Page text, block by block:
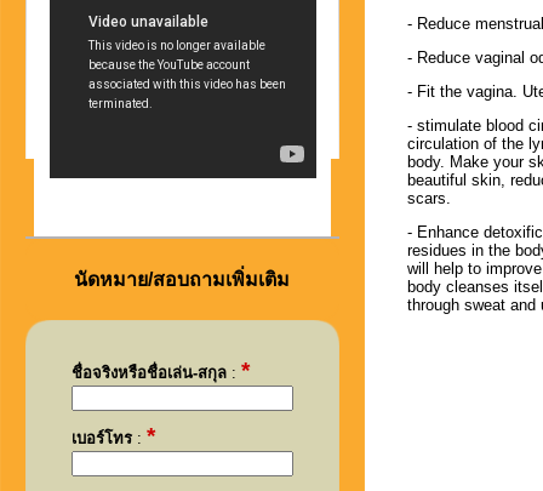
นัดหมาย/สอบถามเพิ่มเติม
ชื่อจริงหรือชื่อเล่น-สกุล : *
เบอร์โทร : *
- Reduce
- Reduce vaginal
- Fit the vagina.
- stimulate blood
circulation of the
body. Make your
beautiful skin,
scars.
- Enhance
residues in the
will help to
body cleanses
through sweat and